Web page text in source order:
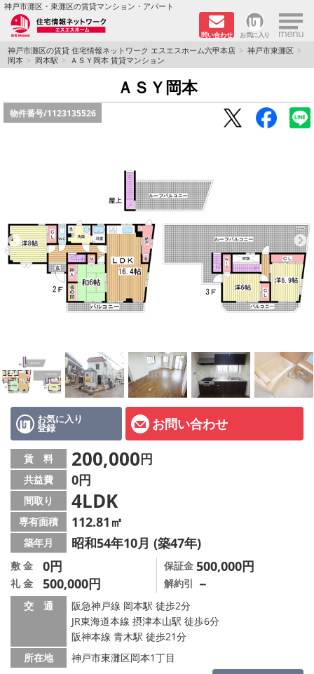
神戸市灘区・東灘区の賃貸マンション・アパート
問い合わせ お気に入り ×
TOPページ
学生さん向け物件
路線·駅から探す
地域から探す
地図から探す
メールでお問い合わせ
神戸市灘区の賃貸 住宅情報ネットワーク エスエスホーム六甲本店
神戸市東灘区
岡本
岡本駅 ＡＳＹ岡本 賃貸マンション
ＡＳＹ岡本
物件番号/1123135526
お気に入り
登録 お問い合わせ
賃 料 200,000円
共益費 0円
間取り 4LDK
専有面積 112.81㎡
築年月 昭和54年10月 (築47年)
敷 金 0円
礼 金 500,000円
保証金 500,000円
解約引 －
交 通
阪急神戸線 岡本駅 徒歩2分
JR東海道本線 摂津本山駅 徒歩6分
阪神本線 青木駅 徒歩21分
所在地
神戸市東灘区岡本1丁目